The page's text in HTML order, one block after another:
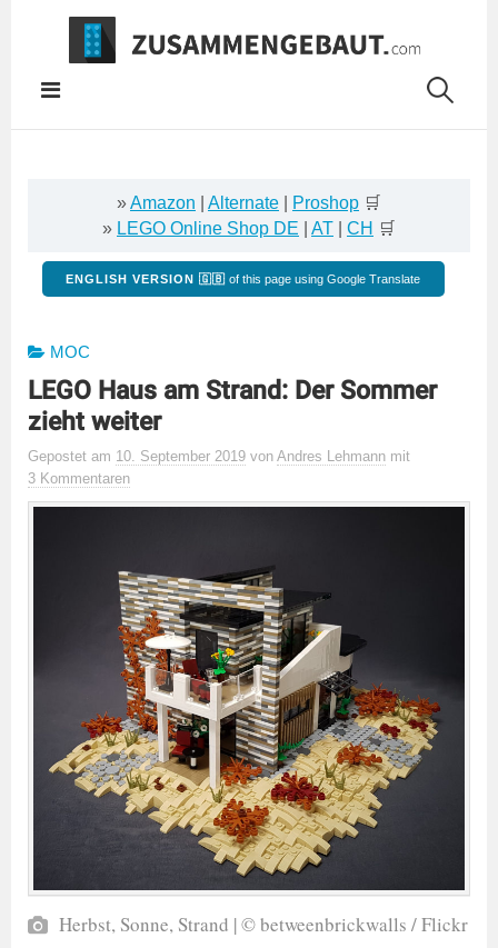
Springe
Inhalt
»Amazon Alternate Proshop 🛒
» LEGO Online Shop DE AT CH 🛒
ENGLISH VERSION 🇬🇧 of this page using Google Translate
MOC
LEGO Haus am Strand: Der Sommer
zieht weiter
Gepostet am 10. September 2019 von Andres Lehmann mit
3 Kommentaren
Herbst, Sonne, Strand | © betweenbrickwalls / Flickr